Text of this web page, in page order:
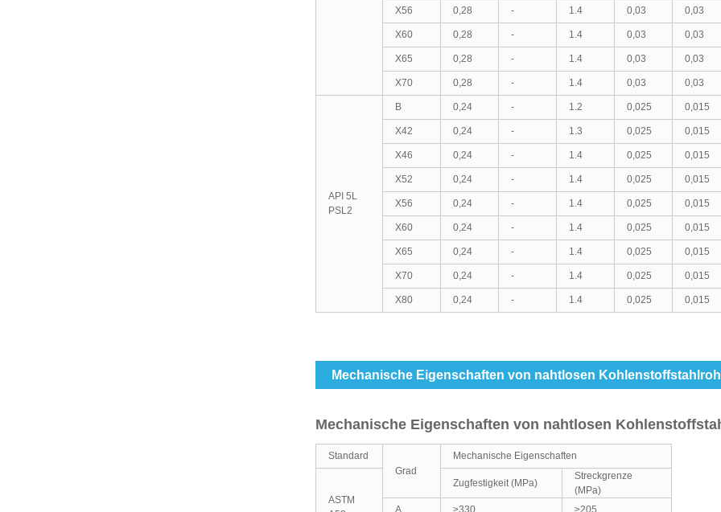
X56 0,28 - 1.4 0,03 0,03
X60 0,28 - 1.4 0,03 0,03
X65 0,28 - 1.4 0,03 0,03
X70 0,28 - 1.4 0,03 0,03
API 5L
PSL2
B 0,24 - 1.2 0,025 0,015
X42 0,24 - 1.3 0,025 0,015
X46 0,24 - 1.4 0,025 0,015
X52 0,24 - 1.4 0,025 0,015
X56 0,24 - 1.4 0,025 0,015
X60 0,24 - 1.4 0,025 0,015
X65 0,24 - 1.4 0,025 0,015
X70 0,24 - 1.4 0,025 0,015
X80 0,24 - 1.4 0,025 0,015
Mechanische Eigenschaften von nahtlosen
Mechanische Eigenschaften von nahtlosen
Standard
Grad
Mechanische Eigenschaften
ASTM
Zugfestigkeit (MPa)
Streckgrenze
(MPa)
A
≥330 ≥205